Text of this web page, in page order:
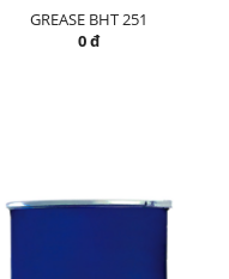
GREASE BHT 251
0 đ